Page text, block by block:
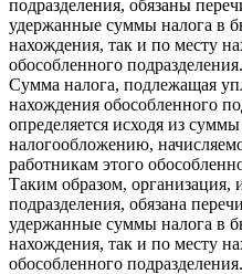
подразделения, обязаны
удержанные суммы налога в
нахождения, так и по месту
обособленного подразделения.
Сумма налога, подлежащая
нахождения обособленного
определяется исходя из
налогообложению,
работникам этого
Таким образом,
подразделения, обязана
удержанные суммы налога в
нахождения, так и по месту
обособленного подразделения.